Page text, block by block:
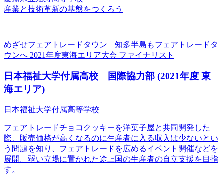
産業と技術革新の基盤をつくろう
めざせフェアトレードタウン 知多半島もフェアトレードタ
ウンへ 2021年度東海エリア大会 ファイナリスト
日本福祉大学付属高校 国際協力部 (2021年度 東
海エリア)
日本福祉大学付属高等学校
フェアトレードチョコクッキーを洋菓子屋と共同開発した
際、販売価格が高くなるのに生産者に入る収入は少ないとい
う問題を知り、フェアトレードを広めるイベント開催などを
展開。弱い立場に置かれた途上国の生産者の自立支援を目指
す。